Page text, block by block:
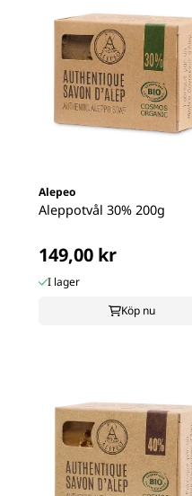
Alepeo
Aleppotvål 30% 200g
149,00 kr
I lager
Köp nu